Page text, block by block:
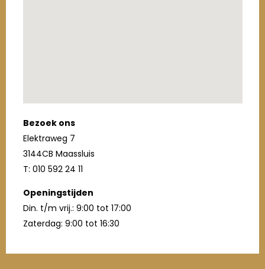
Bezoek ons
Elektraweg 7
3144CB Maassluis
T: 010 592 24 11
Openingstijden
Din. t/m vrij.: 9:00 tot 17:00
Zaterdag: 9:00 tot 16:30